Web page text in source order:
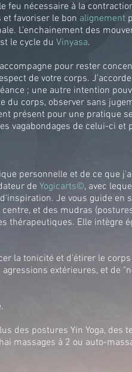
feu nécessaire à la
favoriser le bon alignement
L’enchainement des
le cycle du Vinyasa.
pour rester
de votre corps.
; une autre intention
corps, observer sans
présent pour une pratique
vagabondages de celui-ci et
personnelle et de ce que
de Yogicarts©, avec
Je vous guide en
et des mudras
thérapeutiques. Elle intègre
la tonicité et d'étirer le
extérieures, et de
des postures Yin Yoga, des
massages à 2 ou auto-